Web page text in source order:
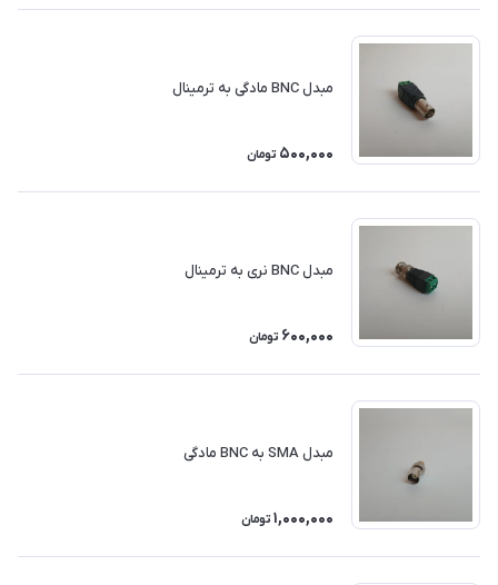
مبدل BNC مادگی به ترمینال
500,000 تومان
مبدل BNC نری به ترمینال
600,000 تومان
مبدل SMA به BNC مادگی
1,000,000 تومان